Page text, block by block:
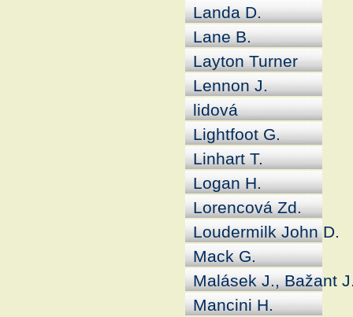
Landa D.
Lane B.
Layton Turner
Lennon J.
lidová
Lightfoot G.
Linhart T.
Logan H.
Lorencová Zd.
Loudermilk John D.
Mack G.
Malásek J., Bažant
Mancini H.